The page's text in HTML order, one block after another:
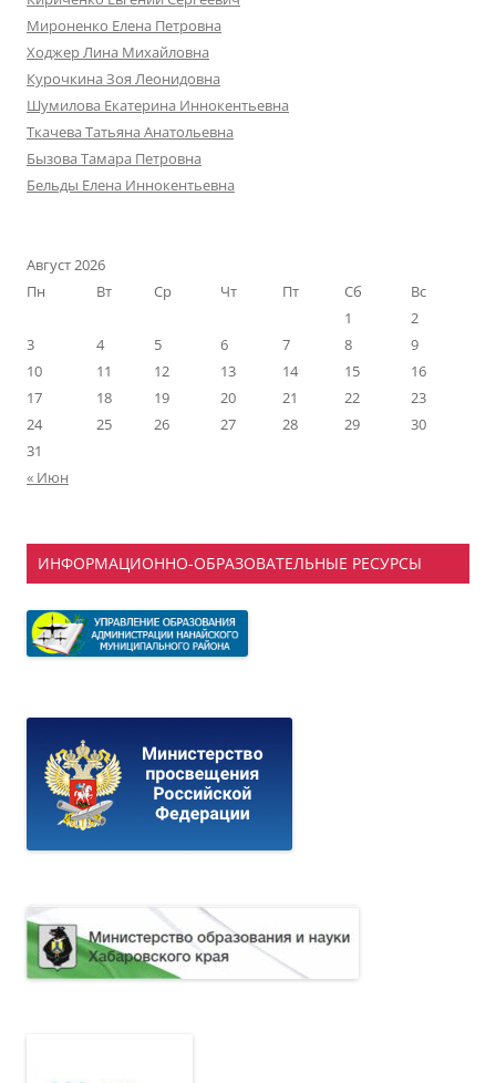
Мироненко Елена Петровна
Ходжер Лина Михайловна
Курочкина Зоя Леонидовна
Шумилова Екатерина Иннокентьевна
Ткачева Татьяна Анатольевна
Бызова Тамара Петровна
Бельды Елена Иннокентьевна
Август 2026
Пн
Вт Ср Чт Пт Сб
Вс
1
2
3
4 5 6 7 8
9
10
11 12 13 14 15
16
17
18 19 20 21 22
23
24
25 26 27 28 29
30
31
« Июн
ИНФОРМАЦИОННО-ОБРАЗОВАТЕЛЬНЫЕ РЕСУРСЫ